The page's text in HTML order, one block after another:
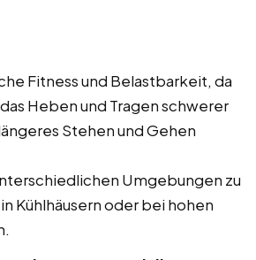
Fitness und Belastbarkeit, da
Heben und Tragen schwerer
Stehen und Gehen
Umgebungen zu
Kühlhäusern oder bei hohen